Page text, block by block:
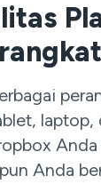
laptop,
Anda